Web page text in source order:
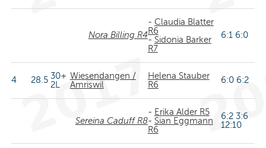
Nora Billing R4
- Claudia Blatter
R6
- Sidonia Barker
R7
6:1 6:0
4 28.5 30+
2L
Wiesendangen /
Amriswil
Helena Stauber
R6
6:0 6:2
Sereina Caduff R8
- Erika Alder R5
- Sian Eggmann
R6
6:2 3:6
12:10